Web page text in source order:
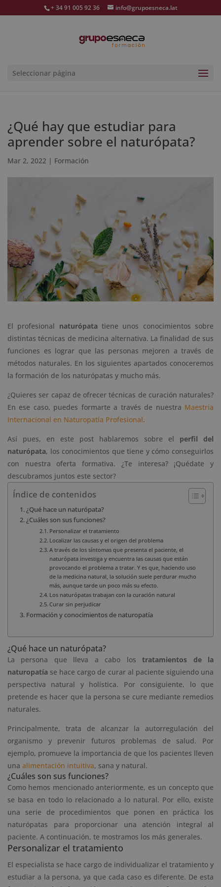
+ 34 91 005 92 36 info@grupoesneca.lat
Seleccionar página
¿Qué hay que estudiar para
aprender sobre el naturópata?
Mar 2, 2022 | Formación
El profesional naturópatatiene unos conocimientos sobre
distintas técnicas de medicina alternativa. La finalidad de sus
funciones es lograr que las personas mejoren a través de
métodos naturales. En los siguientes apartados conoceremos
la formación de los naturópatas y mucho más.
¿Quieres ser capaz de ofrecer técnicas de curación naturales?
En ese caso, puedes formarte a través de nuestra Maestría
Internacional en Naturopatía Profesional.
Así pues, en este post hablaremos sobre el perfil del
naturópata, los conocimientos que tiene y cómo conseguirlos
con nuestra oferta formativa. ¿Te interesa? ¡Quédate y
descubramos juntos este sector?
Índice de contenidos
¿Qué hace un naturópata?
¿Cuáles son sus funciones?
Personalizar el tratamiento
Localizar las causas y el origen del problema
A través de los síntomas que presenta el paciente, el
naturópata investiga y encuentra las causas que están
provocando el problema a tratar. Y es que, haciendo uso
de la medicina natural, la solución suele perdurar mucho
más, aunque tarde un poco más su efecto.
Los naturópatas trabajan con la curación natural
Curar sin perjudicar
Formación y conocimientos de naturopatía
¿Qué hace un naturópata?
La persona que lleva a cabo lostratamientos de la
naturopatía se hace cargo de curar al paciente siguiendo una
perspectiva natural y holística. Por consiguiente, lo que
pretende es hacer que la persona se cure mediante remedios
naturales.
Principalmente, trata de alcanzar la autorregulación del
organismo y prevenir futuros problemas de salud. Por
ejemplo, promueve la importancia de que los pacientes lleven
una alimentación intuitiva, sana y natural.
¿Cuáles son sus funciones?
Como hemos mencionado anteriormente, es un concepto que
se basa en todo lo relacionado a lo natural. Por ello, existe
una serie de procedimientos que ponen en práctica los
naturópatas para proporcionar una atención integral al
paciente. A continuación, te mostramos los más generales.
Personalizar el tratamiento
El especialista se hace cargo de individualizar el tratamiento y
estudiar a la persona, ya que cada caso es diferente. De esta